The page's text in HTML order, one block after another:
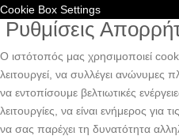
Cookie Box Settings
Ρυθμίσεις
Ο ιστότοπός μας χρησιμοποιεί
λειτουργεί, να συλλέγει ανώνυμες
να εντοπίσουμε βελτιωτικές
λειτουργίες, να είναι ενήμερος για
να σας παρέχει τη δυνατότητα